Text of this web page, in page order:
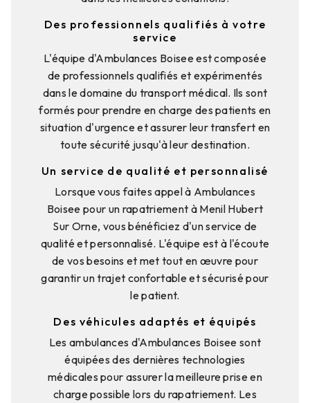
Des professionnels qualifiés à votre
service
L'équipe d'Ambulances Boisee est composée
de professionnels qualifiés et expérimentés
dans le domaine du transport médical. Ils sont
formés pour prendre en charge des patients en
situation d'urgence et assurer leur transfert en
toute sécurité jusqu'à leur destination.
Un service de qualité et personnalisé
Lorsque vous faites appel à Ambulances
Boisee pour un rapatriement à Menil Hubert
Sur Orne, vous bénéficiez d'un service de
qualité et personnalisé. L'équipe est à l'écoute
de vos besoins et met tout en œuvre pour
garantir un trajet confortable et sécurisé pour
le patient.
Des véhicules adaptés et équipés
Les ambulances d'Ambulances Boisee sont
équipées des dernières technologies
médicales pour assurer la meilleure prise en
charge possible lors du rapatriement. Les